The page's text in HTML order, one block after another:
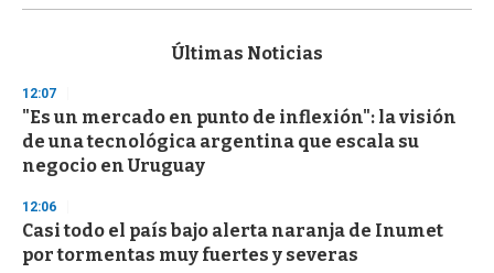
s
d
s
o
f
3
s
e
c
o
Últimas Noticias
12:07
"Es un mercado en punto de inflexión": la visión
de una tecnológica argentina que escala su
negocio en Uruguay
12:06
Casi todo el país bajo alerta naranja de Inumet
por tormentas muy fuertes y severas